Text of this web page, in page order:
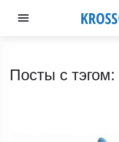
Посты с